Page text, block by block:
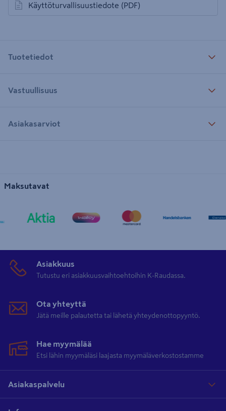
Käyttöturvallisuustiedote (PDF)
avautuu uuteen välilehteen
Tuotetiedot
Vastuullisuus
Asiakasarviot
Maksutavat
Asiakkuus
Tutustu eri asiakkuusvaihtoehtoihin K-Raudassa.
Ota yhteyttä
Jätä meille palautetta tai lähetä yhteydenottopyyntö.
Hae myymälää
Etsi lähin myymäläsi laajasta myymäläverkostostamme
Asiakaspalvelu